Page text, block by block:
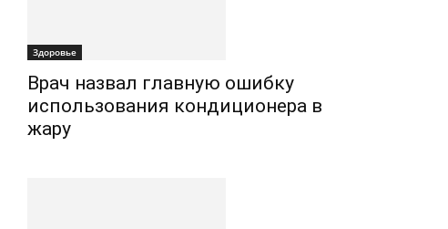
Здоровье
Врач назвал главную ошибку
использования кондиционера в
жару